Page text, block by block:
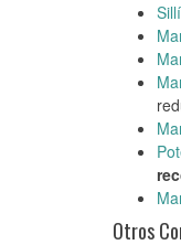
Otros